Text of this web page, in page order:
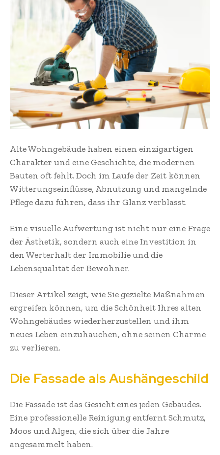
Alte Wohngebäude haben einen einzigartigen
Charakter und eine Geschichte, die modernen
Bauten oft fehlt. Doch im Laufe der Zeit können
Witterungseinflüsse, Abnutzung und mangelnde
Pflege dazu führen, dass ihr Glanz verblasst.
Eine visuelle Aufwertung ist nicht nur eine Frage
der Ästhetik, sondern auch eine Investition in
den Werterhalt der Immobilie und die
Lebensqualität der Bewohner.
Dieser Artikel zeigt, wie Sie gezielte Maßnahmen
ergreifen können, um die Schönheit Ihres alten
Wohngebäudes wiederherzustellen und ihm
neues Leben einzuhauchen, ohne seinen Charme
zu verlieren.
Die Fassade als Aushängeschild
Die Fassade ist das Gesicht eines jeden Gebäudes.
Eine professionelle Reinigung entfernt Schmutz,
Moos und Algen, die sich über die Jahre
angesammelt haben.